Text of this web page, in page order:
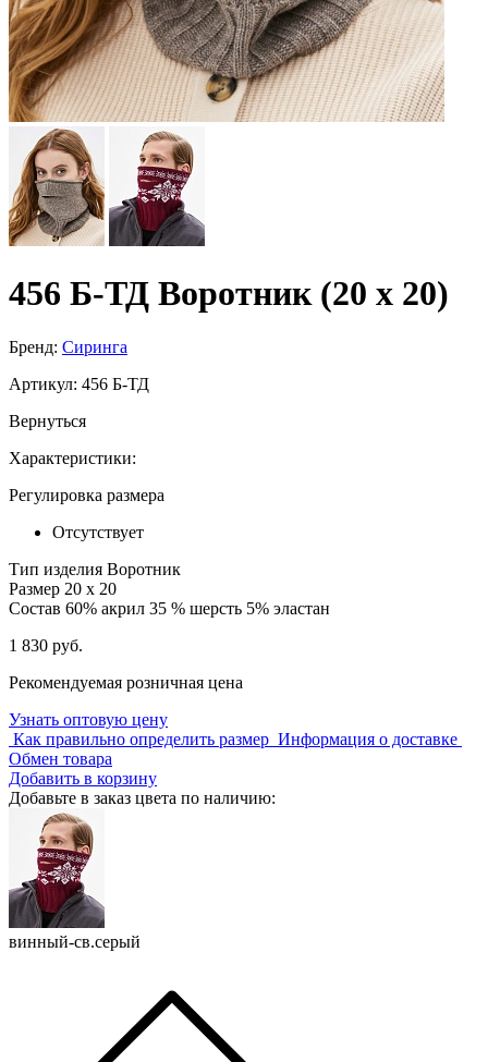
456 Б-ТД Воротник (20 x 20)
Бренд: Сиринга
Артикул: 456 Б-ТД
Вернуться
Характеристики:
Регулировка размера
Отсутствует
Тип изделия Воротник
Размер 20 x 20
Состав 60% акрил 35 % шерсть 5% эластан
1 830 руб.
Рекомендуемая розничная цена
Узнать оптовую цену
Как правильно определить размер Информация о доставке
Обмен товара
Добавить в корзину
Добавьте в заказ цвета по наличию:
винный-св.серый